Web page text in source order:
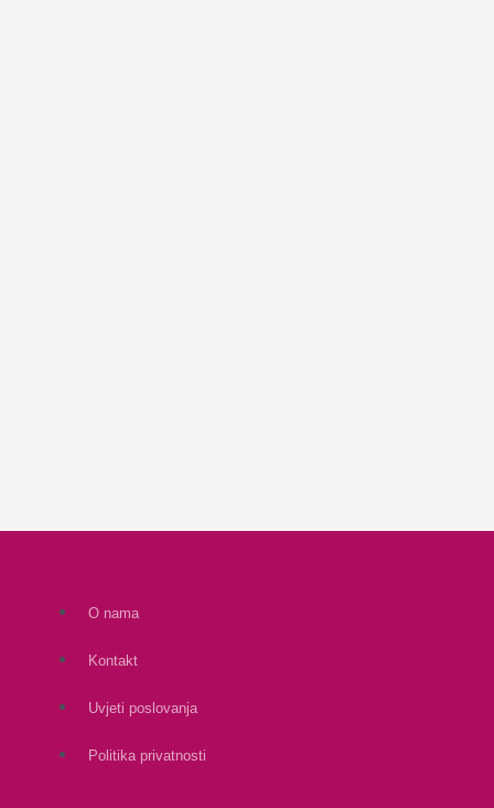
O nama
Kontakt
Uvjeti poslovanja
Politika privatnosti